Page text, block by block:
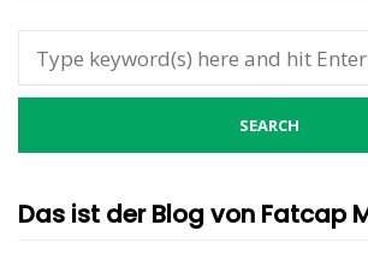
Das ist der Blog von Fatcap